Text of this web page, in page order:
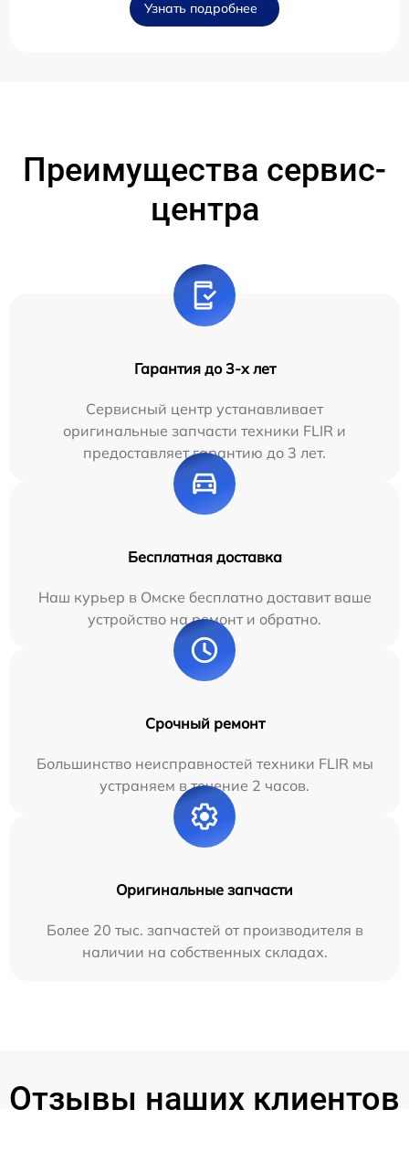
Узнать подробнее
Преимущества сервис-
центра
Гарантия до 3-х лет
Сервисный центр устанавливает
оригинальные запчасти техники FLIR и
предоставляет гарантию до 3 лет.
Бесплатная доставка
Наш курьер в Омске бесплатно доставит ваше
устройство на ремонт и обратно.
Срочный ремонт
Большинство неисправностей техники FLIR мы
устраняем в течение 2 часов.
Оригинальные запчасти
Более 20 тыс. запчастей от производителя в
наличии на собственных складах.
Отзывы наших клиентов